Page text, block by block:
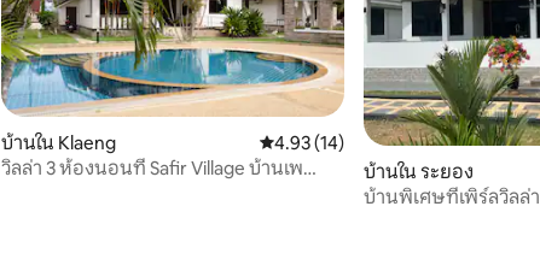
บ้านใน Klaeng คะแนนเฉลี่ย 4.93 จาก 5, 14 รีวิว
4.93 (14)
วิลล่า 3 ห้องนอนที่ Safir Village บ้านเพ
บ้านใน ระยอง
บ้านพิเศษที่เพิร์ลวิลล่า